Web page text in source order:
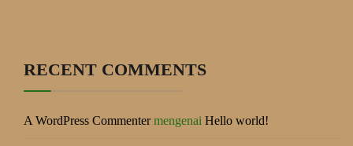
RECENT COMMENTS
A WordPress Commentermengenai Hello world!